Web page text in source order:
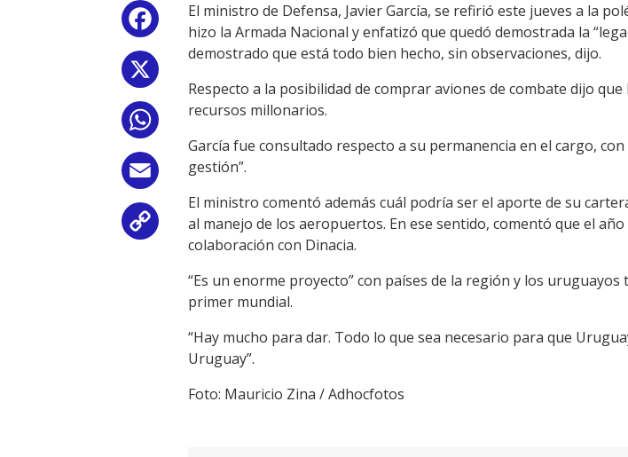
Facebook
Email
Copy
El ministro de Defensa, Javier García, se refirió este jueves a la
hizo la Armada Nacional y enfatizó que quedó demostrada la
demostrado que está todo bien hecho, sin observaciones, dijo.
Respecto a la posibilidad de comprar aviones de combate dijo
recursos millonarios.
García fue consultado respecto a su permanencia en el cargo,
gestión”.
El ministro comentó además cuál podría ser el aporte de su
al manejo de los aeropuertos. En ese sentido, comentó que el
colaboración con Dinacia.
“Es un enorme proyecto” con países de la región y los
primer mundial.
“Hay mucho para dar. Todo lo que sea necesario para que
Uruguay”.
Foto: Mauricio Zina / Adhocfotos